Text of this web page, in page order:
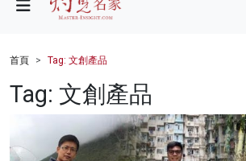
財經
健康
商業
首頁 Tag: 文創產品
Tag: 文創產品